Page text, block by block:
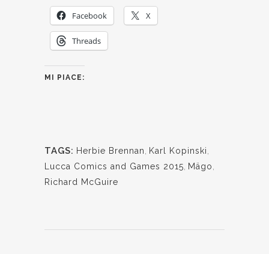
Facebook X
Threads
MI PIACE:
TAGS: Herbie Brennan Karl Kopinski
Lucca Comics and Games 2015
Mägo
Richard McGuire